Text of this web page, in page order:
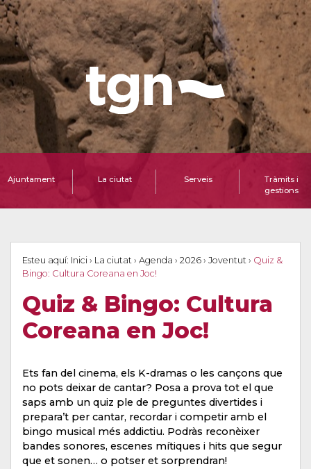
Ajuntament La ciutat Serveis
Tràmits i
gestions
Esteu aquí: Inici › La ciutat › Agenda › 2026 › Joventut › Quiz &
Bingo: Cultura Coreana en Joc!
Quiz & Bingo: Cultura
Coreana en Joc!
Ets fan del cinema, els K-dramas o les cançons que
no pots deixar de cantar? Posa a prova tot el que
saps amb un quiz ple de preguntes divertides i
prepara’t per cantar, recordar i competir amb el
bingo musical més addictiu. Podràs reconèixer
bandes sonores, escenes mítiques i hits que segur
que et sonen… o potser et sorprendran!